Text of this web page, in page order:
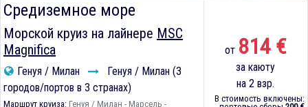
Средиземное море
Морской круиз на лайнере MSC
Magnifica
Генуя / Милан
Генуя / Милан (3
городов/портов в 3 странах)
Маршрут круиза: Генуя / Милан - Марсель -
от 814 €
за каюту
на 2 взр.
В стоимость включены: